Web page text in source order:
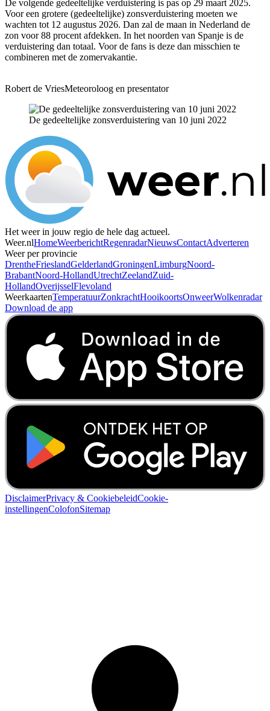
De volgende gedeeltelijke verduistering is pas op 29 maart 2025.
Voor een grotere (gedeeltelijke) zonsverduistering moeten we
wachten tot 12 augustus 2026. Dan zal de maan in Nederland de
zon voor 88 procent afdekken. In het noorden van Spanje is de
verduistering dan totaal. Voor de fans is deze dan misschien te
combineren met de zomervakantie.
Robert de VriesMeteoroloog en presentator
De gedeeltelijke zonsverduistering van 10 juni 2022
Het weer in jouw regio de hele dag actueel.
Weer.nlHomeWeerberichtRegenradarNieuwsContactAdverteren
Weer per provincie
DrentheFrieslandGelderlandGroningenLimburgNoord-
BrabantNoord-HollandUtrechtZeelandZuid-
HollandOverijsselFlevoland
WeerkaartenTemperatuurZonkrachtHooikoortsOnweerWolkenradar
Download de app
DisclaimerPrivacy & CookiebeleidCookie-
instellingenColofonSitemap